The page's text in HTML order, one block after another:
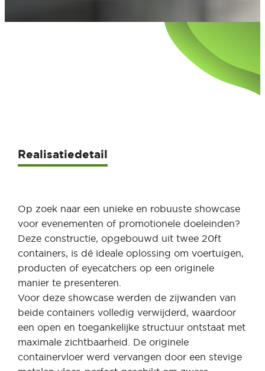
Realisatiedetail
Op zoek naar een unieke en robuuste showcase
voor evenementen of promotionele doeleinden?
Deze constructie, opgebouwd uit twee 20ft
containers, is dé ideale oplossing om voertuigen,
producten of eyecatchers op een originele
manier te presenteren.
Voor deze showcase werden de zijwanden van
beide containers volledig verwijderd, waardoor
een open en toegankelijke structuur ontstaat met
maximale zichtbaarheid. De originele
containervloer werd vervangen door een stevige